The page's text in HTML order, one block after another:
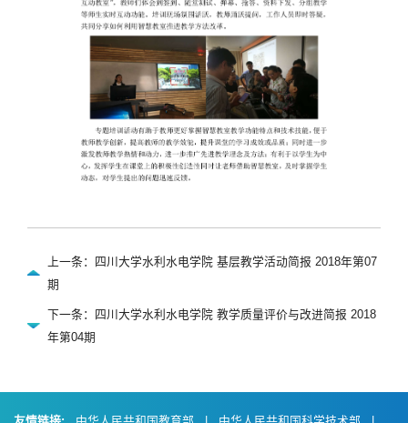
上一条：四川大学水利水电学院 基层教学活动简报 2018年第07
期
下一条：四川大学水利水电学院 教学质量评价与改进简报 2018
年第04期